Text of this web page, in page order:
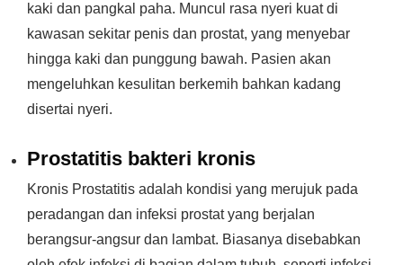
kaki dan pangkal paha. Muncul rasa nyeri kuat di
kawasan sekitar penis dan prostat, yang menyebar
hingga kaki dan punggung bawah. Pasien akan
mengeluhkan kesulitan berkemih bahkan kadang
disertai nyeri.
Prostatitis bakteri kronis
Kronis Prostatitis adalah kondisi yang merujuk pada
peradangan dan infeksi prostat yang berjalan
berangsur-angsur dan lambat. Biasanya disebabkan